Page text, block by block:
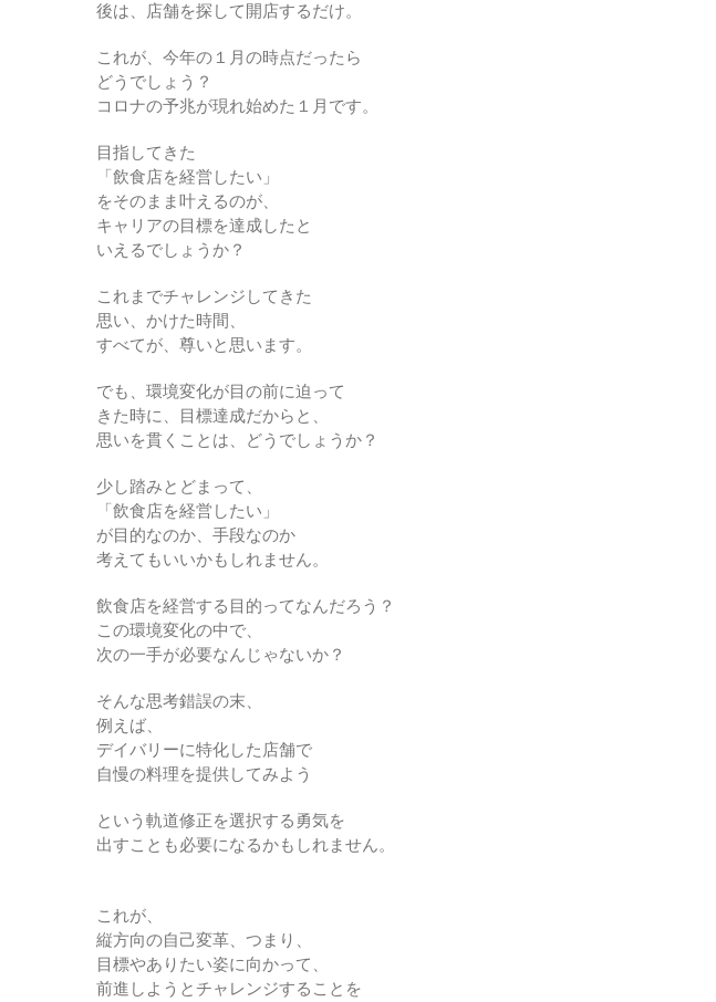
後は、店舗を探して開店するだけ。
これが、今年の１月の時点だったら
どうでしょう？
コロナの予兆が現れ始めた１月です。
目指してきた
「飲食店を経営したい」
をそのまま叶えるのが、
キャリアの目標を達成したと
いえるでしょうか？
これまでチャレンジしてきた
思い、かけた時間、
すべてが、尊いと思います。
でも、環境変化が目の前に迫って
きた時に、目標達成だからと、
思いを貫くことは、どうでしょうか？
少し踏みとどまって、
「飲食店を経営したい」
が目的なのか、手段なのか
考えてもいいかもしれません。
飲食店を経営する目的ってなんだろう？
この環境変化の中で、
次の一手が必要なんじゃないか？
そんな思考錯誤の末、
例えば、
デイバリーに特化した店舗で
自慢の料理を提供してみよう
という軌道修正を選択する勇気を
出すことも必要になるかもしれません。
これが、
縦方向の自己変革、つまり、
目標やありたい姿に向かって、
前進しようとチャレンジすることを